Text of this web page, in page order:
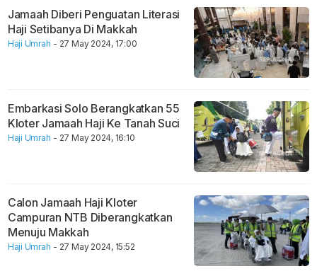
Jamaah Diberi Penguatan Literasi
Haji Setibanya Di Makkah
Haji Umrah - 27 May 2024, 17:00
Embarkasi Solo Berangkatkan 55
Kloter Jamaah Haji Ke Tanah Suci
Haji Umrah - 27 May 2024, 16:10
Calon Jamaah Haji Kloter
Campuran NTB Diberangkatkan
Menuju Makkah
Haji Umrah - 27 May 2024, 15:52